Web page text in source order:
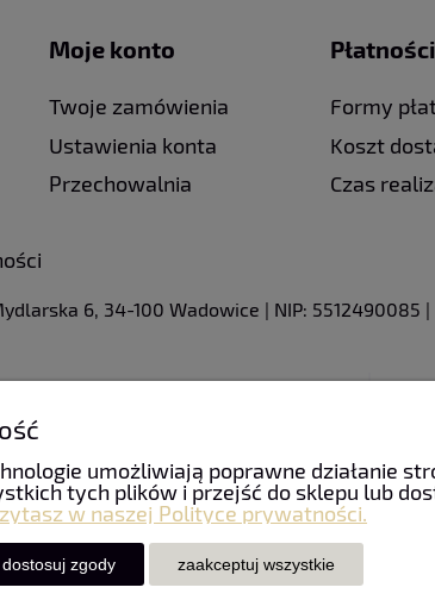
Moje konto
Twoje zamówienia
Ustawienia konta
Przechowalnia
Formy
Koszt
Czas
6, 34-100 Wadowice | NIP: 5512490085 |
umożliwiają poprawne działanie
tych plików i przejść do sklepu lub
w naszej Polityce prywatności.
dostosuj zgody zaakceptuj wszystkie